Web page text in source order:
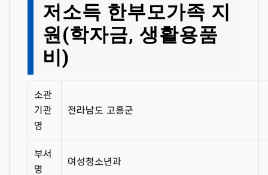
저소득 한부모가족 지
원(학자금, 생활용품
비)
소관
기관
명
전라남도 고흥군
부서
명
여성청소년과